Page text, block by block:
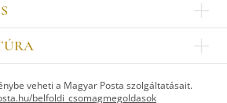
veheti a Magyar Posta szolgáltatásait.
belfoldi_csomagmegoldasok